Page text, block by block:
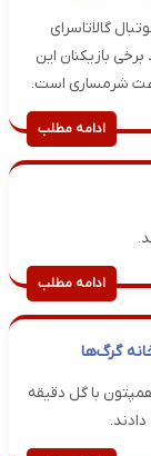
گالاتاسرای
بازیکنان این
شرمساری است.
ادامه مطلب
ادامه مطلب
با گل دقیقه